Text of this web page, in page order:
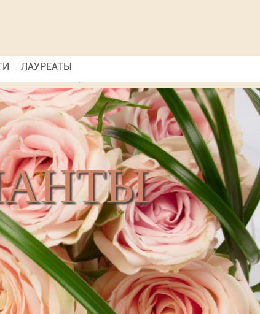
ЛАУРЕАТЫ